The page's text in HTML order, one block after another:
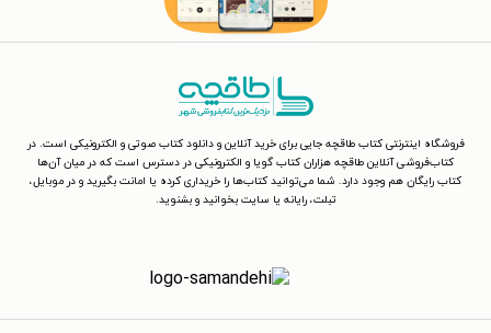
فروشگاه اینترنتی کتاب طاقچه جایی برای خرید آنلاین و دانلود کتاب صوتی و الکترونیکی است. در
کتاب‌فروشی آنلاین طاقچه هزاران کتاب گویا و الکترونیکی در دسترس است که در میان آن‌ها
کتاب رایگان هم وجود دارد. شما می‌توانید کتاب‌ها را خریداری کرده یا امانت بگیرید و در موبایل،
تبلت، رایانه یا سایت بخوانید و بشنوید.